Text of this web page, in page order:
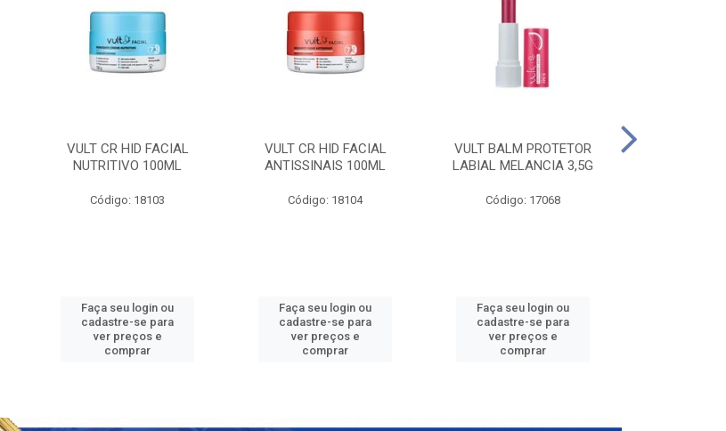
VULT CR HID FACIAL
NUTRITIVO 100ML
Código: 18103
Faça seu login ou
cadastre-se para
ver preços e
comprar
VULT CR HID FACIAL
ANTISSINAIS 100ML
Código: 18104
Faça seu login ou
cadastre-se para
ver preços e
comprar
VULT BALM PROTETOR
LABIAL MELANCIA 3,5G
Código: 17068
Faça seu login ou
cadastre-se para
ver preços e
comprar